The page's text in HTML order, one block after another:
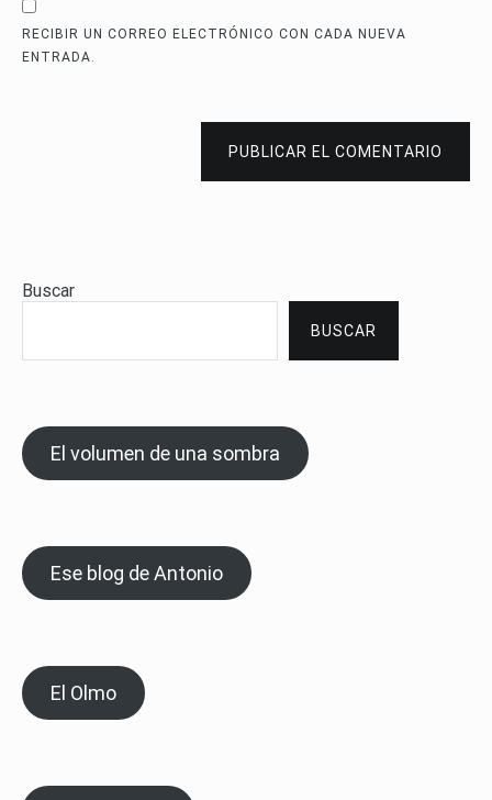
RECIBIR UN CORREO ELECTRÓNICO CON CADA NUEVA
ENTRADA.
PUBLICAR EL COMENTARIO
Buscar
BUSCAR
El volumen de una sombra
Ese blog de Antonio
El Olmo